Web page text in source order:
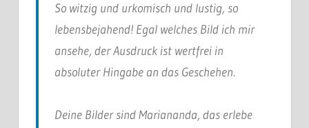
So witzig und urkomisch und lustig, so
lebensbejahend! Egal welches Bild ich mir
ansehe, der Ausdruck ist wertfrei in
absoluter Hingabe an das Geschehen.
Deine Bilder sind Mariananda, das erlebe